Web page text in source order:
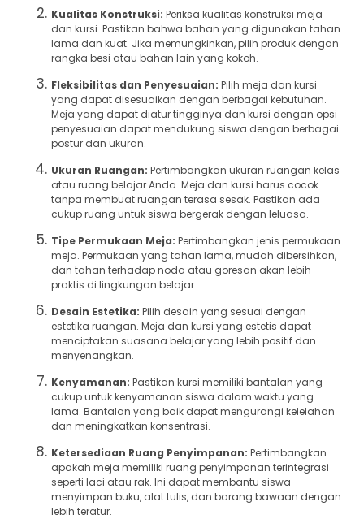
Kualitas Konstruksi: Periksa kualitas konstruksi meja
dan kursi. Pastikan bahwa bahan yang digunakan tahan
lama dan kuat. Jika memungkinkan, pilih produk dengan
rangka besi atau bahan lain yang kokoh.
Fleksibilitas dan Penyesuaian: Pilih meja dan kursi
yang dapat disesuaikan dengan berbagai kebutuhan.
Meja yang dapat diatur tingginya dan kursi dengan opsi
penyesuaian dapat mendukung siswa dengan berbagai
postur dan ukuran.
Ukuran Ruangan: Pertimbangkan ukuran ruangan kelas
atau ruang belajar Anda. Meja dan kursi harus cocok
tanpa membuat ruangan terasa sesak. Pastikan ada
cukup ruang untuk siswa bergerak dengan leluasa.
Tipe Permukaan Meja: Pertimbangkan jenis permukaan
meja. Permukaan yang tahan lama, mudah dibersihkan,
dan tahan terhadap noda atau goresan akan lebih
praktis di lingkungan belajar.
Desain Estetika: Pilih desain yang sesuai dengan
estetika ruangan. Meja dan kursi yang estetis dapat
menciptakan suasana belajar yang lebih positif dan
menyenangkan.
Kenyamanan: Pastikan kursi memiliki bantalan yang
cukup untuk kenyamanan siswa dalam waktu yang
lama. Bantalan yang baik dapat mengurangi kelelahan
dan meningkatkan konsentrasi.
Ketersediaan Ruang Penyimpanan: Pertimbangkan
apakah meja memiliki ruang penyimpanan terintegrasi
seperti laci atau rak. Ini dapat membantu siswa
menyimpan buku, alat tulis, dan barang bawaan dengan
lebih teratur.